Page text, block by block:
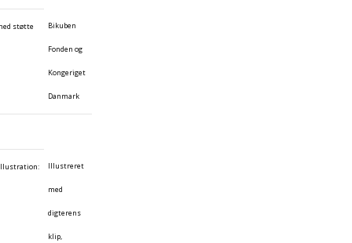
støtte Bikuben
Fonden og
Kongeriget
Danmark
Illustreret
med
digterens
klip,